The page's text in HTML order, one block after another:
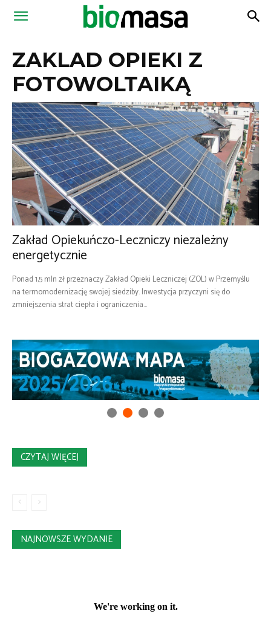
Magazyn
ZAKLAD OPIEKI Z
FOTOWOLTAIKĄ
Zakład Opiekuńczo-Leczniczy niezależny
energetycznie
Ponad 1,5 mln zł przeznaczy Zakład Opieki Leczniczej (ZOL) w Przemyślu
na termomodernizację swojej siedziby. Inwestycja przyczyni się do
zmniejszenia strat ciepła i ograniczenia...
CZYTAJ WIĘCEJ
NAJNOWSZE WYDANIE